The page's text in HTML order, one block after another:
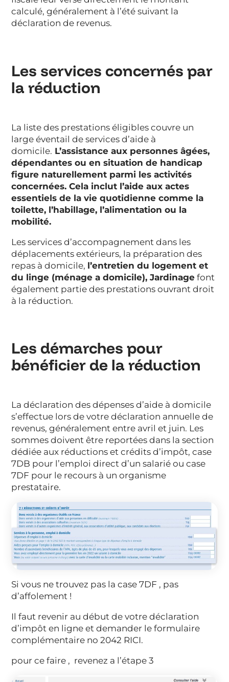
calculé, généralement à l’été suivant la
déclaration de revenus.
Les services concernés par
la réduction
La liste des prestations éligibles couvre un
large éventail de services d’aide à
domicile. L’assistance aux personnes âgées,
dépendantes ou en situation de handicap
figure naturellement parmi les activités
concernées. Cela inclut l’aide aux actes
essentiels de la vie quotidienne comme la
toilette, l’habillage, l’alimentation ou la
mobilité.
Les services d’accompagnement dans les
déplacements extérieurs, la préparation des
repas à domicile, l’entretien du logement et
du linge (ménage a domicile), Jardinage font
également partie des prestations ouvrant droit
à la réduction.
Les démarches pour
bénéficier de la réduction
La déclaration des dépenses d’aide à domicile
s’effectue lors de votre déclaration annuelle de
revenus, généralement entre avril et juin. Les
sommes doivent être reportées dans la section
dédiée aux réductions et crédits d’impôt, case
7DB pour l’emploi direct d’un salarié ou case
7DF pour le recours à un organisme
prestataire.
Si vous ne trouvez pas la case 7DF , pas
d’affolement !
Il faut revenir au début de votre déclaration
d’impôt en ligne et demander le formulaire
complémentaire no 2042 RICI.
pour ce faire , revenez a l’étape 3